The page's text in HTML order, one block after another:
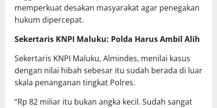
memperkuat desakan masyarakat agar penegakan
hukum dipercepat.
Sekertaris KNPI Maluku: Polda Harus Ambil Alih
Sekertaris KNPI Maluku, Almindes, menilai kasus
dengan nilai hibah sebesar itu sudah berada di luar
skala penanganan tingkat Polres.
“Rp 82 miliar itu bukan angka kecil. Sudah sangat